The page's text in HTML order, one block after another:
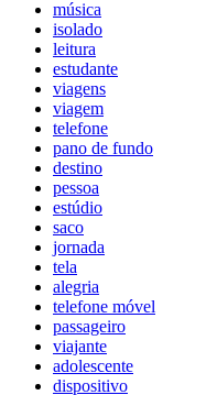
música
isolado
leitura
estudante
viagens
viagem
telefone
pano de fundo
destino
pessoa
estúdio
saco
jornada
tela
alegria
telefone móvel
passageiro
viajante
adolescente
dispositivo